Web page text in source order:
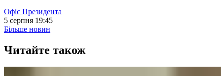
Офіс Президента
5 серпня 19:45
Більше новин
Читайте також